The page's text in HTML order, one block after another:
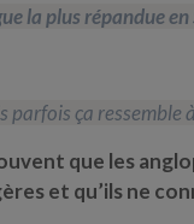
la plus répandue en
parfois ça ressemble
que les
et qu’ils ne